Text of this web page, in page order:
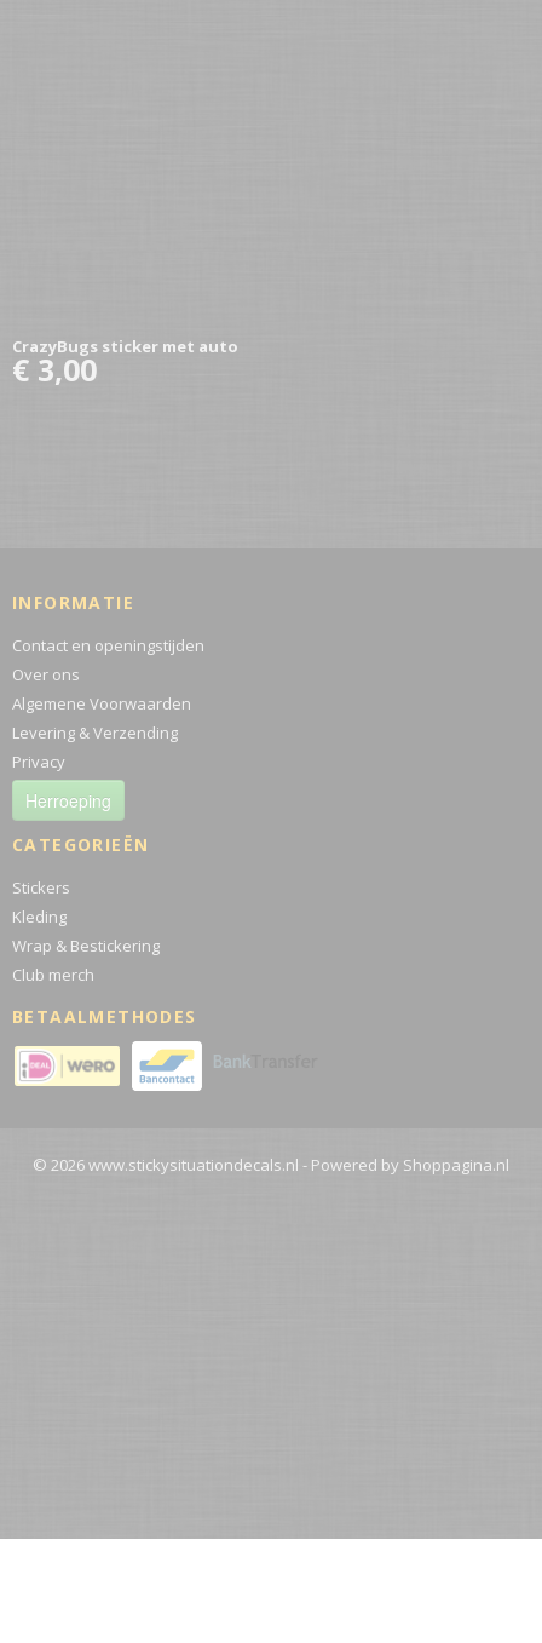
CrazyBugs sticker met auto
€ 3,00
INFORMATIE
Contact en openingstijden
Over ons
Algemene Voorwaarden
Levering & Verzending
Privacy
Herroeping
CATEGORIEËN
Stickers
Kleding
Wrap & Bestickering
Club merch
BETAALMETHODES
© 2026 www.stickysituationdecals.nl - Powered by Shoppagina.nl